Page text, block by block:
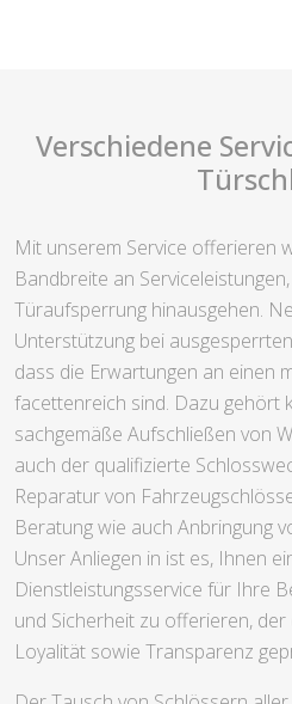
Verschiedene
Mit unserem Service offerieren
Bandbreite an
Türaufsperrung hinausgehen.
Unterstützung bei
dass die Erwartungen an einen
facettenreich sind. Dazu gehört
sachgemäße Aufschließen von
auch der qualifizierte
Reparatur von
Beratung wie auch Anbringung
Unser Anliegen in ist es, Ihnen
Dienstleistungsservice für Ihre
und Sicherheit zu offerieren,
Loyalität sowie Transparenz